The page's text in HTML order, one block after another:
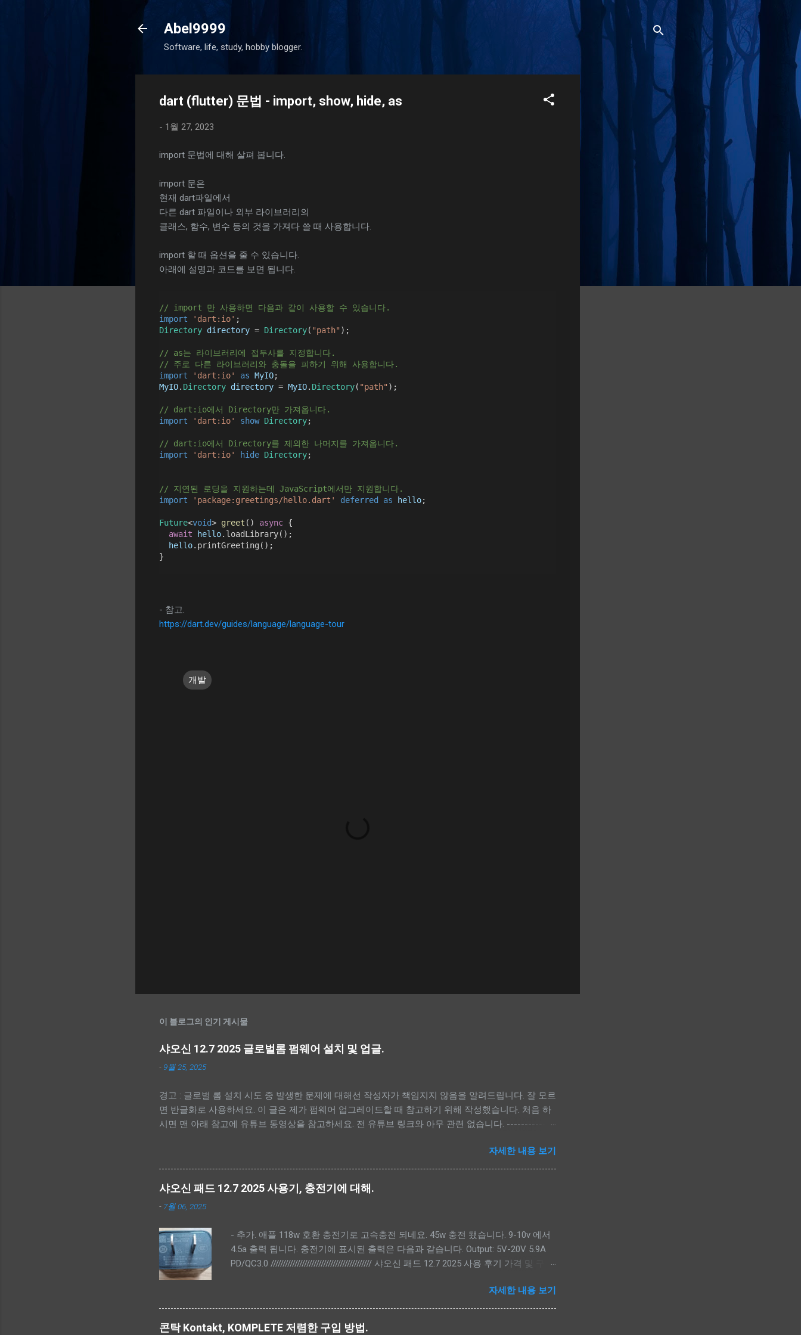
Abel9999
Software, life, study, hobby blogger.
dart (flutter) 문법 - import, show, hide, as
- 1월 27, 2023
import 문법에 대해 살펴 봅니다.
import 문은
현재 dart파일에서
다른 dart 파일이나 외부 라이브러리의
클래스, 함수, 변수 등의 것을 가져다 쓸 때 사용합니다.
import 할 때 옵션을 줄 수 있습니다.
아래에 설명과 코드를 보면 됩니다.
// import 만 사용하면 다음과 같이 사용할 수 있습니다.
import
'dart:io' ;
Directory directory = Directory( "path" );
// as는 라이브러리에 접두사를 지정합니다.
// 주로 다른 라이브러리와 충돌을 피하기 위해 사용합니다.
import
'dart:io' as MyIO;
MyIO. Directory directory = MyIO. Directory( "path" );
// dart:io에서 Directory만 가져옵니다.
import
'dart:io' show Directory;
// dart:io에서 Directory를 제외한 나머지를 가져옵니다.
import
'dart:io' hide Directory;
// 지연된 로딩을 지원하는데 JavaScript에서만 지원합니다.
import
'package:greetings/hello.dart' deferred as hello;
Future<void> greet () async {
await
hello.loadLibrary();
hello.printGreeting();
}
- 참고.
https://dart.dev/guides/language/language-tour
개발
이 블로그의 인기 게시물
샤오신 12.7 2025 글로벌롬 펌웨어 설치 및 업글.
- 9월 25, 2025
경고 : 글로벌 롬 설치 시도 중 발생한 문제에 대해선 작성자가 책임지지 않음을 알려드립니다. 잘 모르
면 반글화로 사용하세요. 이 글은 제가 펌웨어 업그레이드할 때 참고하기 위해 작성했습니다. 처음 하
시면 맨 아래 참고에 유튜브 동영상을 참고하세요. 전 유튜브 링크와 아무 관련 없습니다. -------------
Driver 설치. - scatter 파일 적용.(<펌웨어 폴더>\image) - 펌웨어 백업. - 샤오신 복구모드로 켜기.(볼륨
상 버튼) - 펌웨어 툴 실행. (SPFlashToolV6.exe) - Download-XML, Authentication 파일 선택.<펌웨어
폴더>\image\download_agent\flash.xml, <펌웨어 폴더>\image\da.auth - lk_a, lk_b, dtbo_a, dtbo_b
체크해제, 업그레이드는 userdata 체크해제. - Auto Reboot 체크 후 Download 버튼 클릭. --------------
------------- - 펌웨어 다운로드. --------------------------- 아래 2가지 방법중에 하나를 선택해 다운로
https://mirrors.lolinet.com/firmware/lenowow/2024/Idea_Tab_Pro_2024/TB373FU/ -- lenovo
software fix https://pcsupport.lenovo.com/py/ko/rescue-and-smart-assistant 로그인 후 아래 단계로
펌웨어를 다운로드 받으세요. Rescue - Input Serial Number - HAHAHAHA 입력 - Select your model
from a list - TB373FU 검색 다운로드 받은 펌웨어 위치. 폴더는 soft...
자세한 내용 보기
샤오신 패드 12.7 2025 사용기, 충전기에 대해.
- 7월 06, 2025
- 추가. 애플 118w 호환 충전기로 고속충전 되네요. 45w 충전 됐습니다. 9-10v 에서
4.5a 출력 됩니다. 충전기에 표시된 출력은 다음과 같습니다. Output: 5V-20V 5.9A
PD/QC3.0 ////////////////////////////////////////// 샤오신 패드 12.7 2025 사용 후기 가격 및 구성
전체적으로 마감과 외관이 매우 우수합니다. - 성능 아이패드 2024 에어 13 M2와 비
교해 인터넷 서핑, 유튜브 시청 등 일상적인 사용에서는 체감 성 능 차이가 거의 없
습니다. 단점 - 반글화 문제 반글화 처리가 번거롭고, 소프트웨어 업데이트 시 다시
자세한 내용 보기
콘탁 Kontakt, KOMPLETE 저렴한 구입 방법.